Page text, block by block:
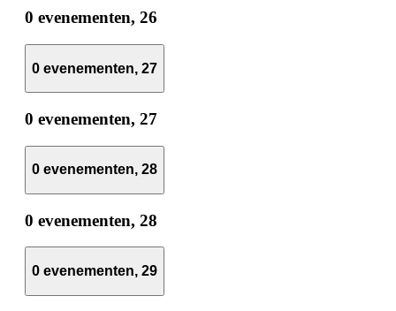
0 evenementen, 26
0 evenementen, 27
0 evenementen, 27
0 evenementen, 28
0 evenementen, 28
0 evenementen, 29